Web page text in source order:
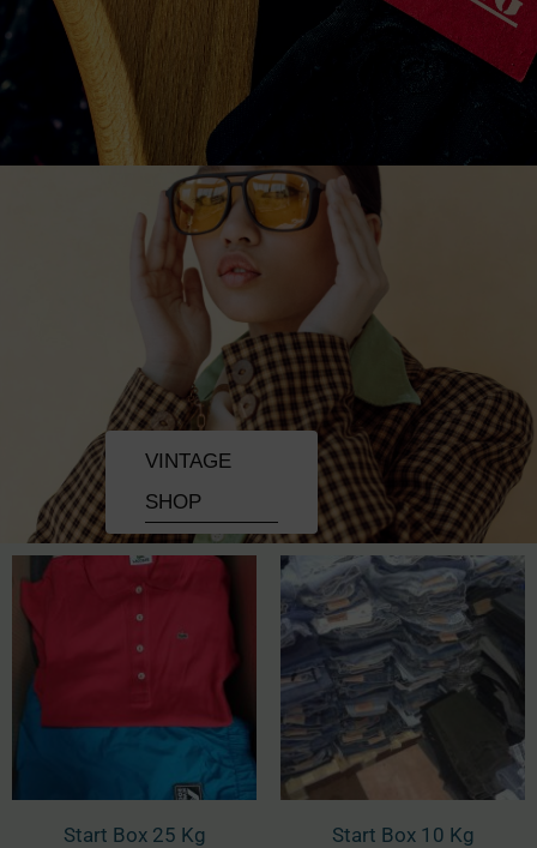
VINTAGE
SHOP
Start Box 25 Kg
Start Box 10 Kg